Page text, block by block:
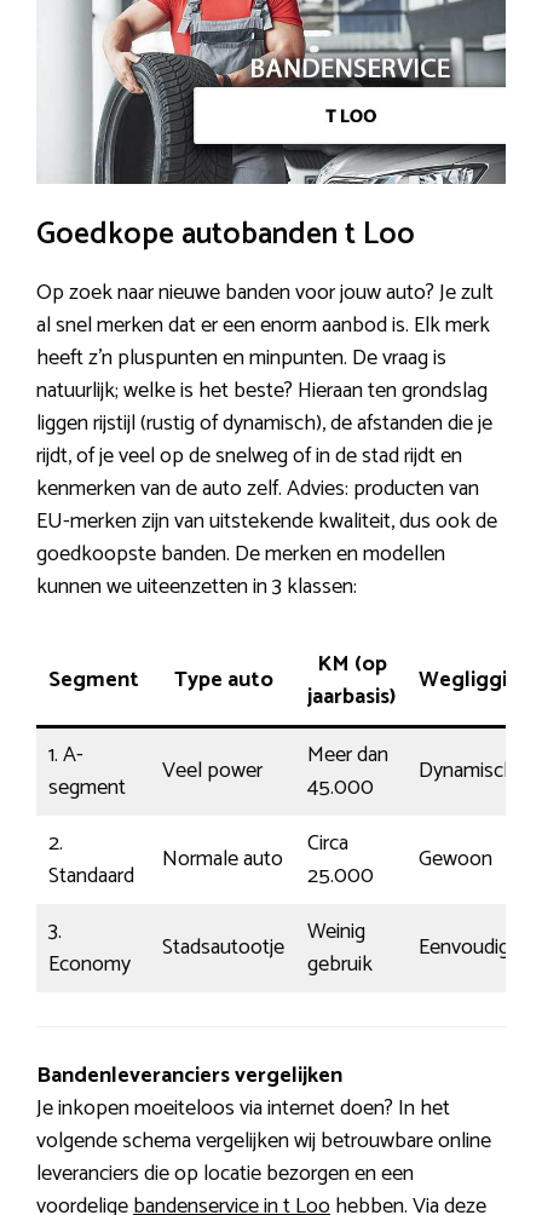
Goedkope autobanden t Loo
Op zoek naar nieuwe banden voor jouw auto? Je zult
al snel merken dat er een enorm aanbod is. Elk merk
heeft z’n pluspunten en minpunten. De vraag is
natuurlijk; welke is het beste? Hieraan ten grondslag
liggen rijstijl (rustig of dynamisch), de afstanden die je
rijdt, of je veel op de snelweg of in de stad rijdt en
kenmerken van de auto zelf. Advies: producten van
EU-merken zijn van uitstekende kwaliteit, dus ook de
goedkoopste banden. De merken en modellen
kunnen we uiteenzetten in 3 klassen:
Segment Type auto
KM (op
jaarbasis)
Wegligging
1. A-
segment
Veel power
Meer dan
45.000
Dynamisch
2.
Standaard
Normale auto
Circa
25.000
Gewoon
3.
Economy
Stadsautootje
Weinig
gebruik
Eenvoudig
Bandenleveranciers vergelijken
Je inkopen moeiteloos via internet doen? In het
volgende schema vergelijken wij betrouwbare online
leveranciers die op locatie bezorgen en een
voordeligebandenservice in t Loohebben. Via deze